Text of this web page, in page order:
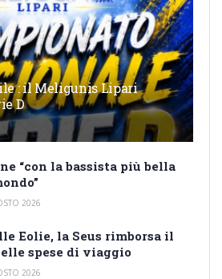
: il Meligunis Lipari
D
“con la bassista più bella
2026
Eolie, la Seus rimborsa il
spese di viaggio
2026